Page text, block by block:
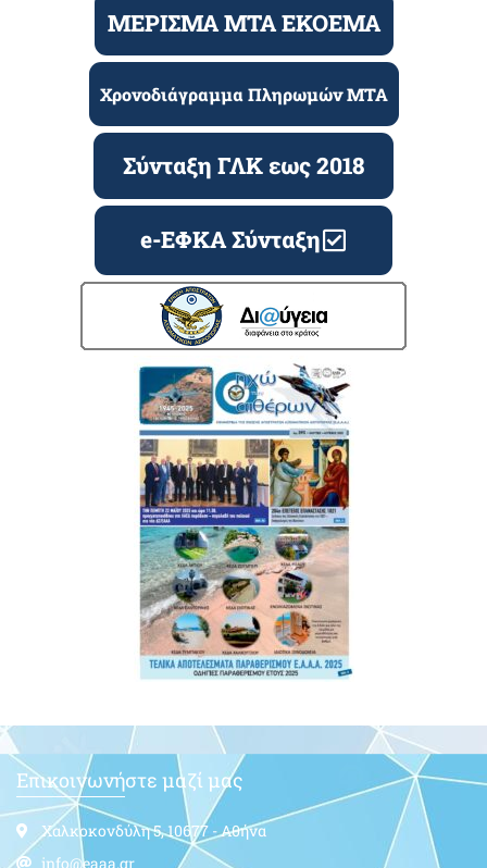
ΜΕΡΙΣΜΑ ΜΤΑ ΕΚΟΕΜΑ
Χρονοδιάγραμμα Πληρωμών ΜΤΑ
Σύνταξη ΓΛΚ εως 2018
e-ΕΦΚΑ Σύνταξη
Επικοινωνήστε μαζί μας
Χαλκοκονδύλη 5, 10677 - Αθήνα
info@eaaa.gr